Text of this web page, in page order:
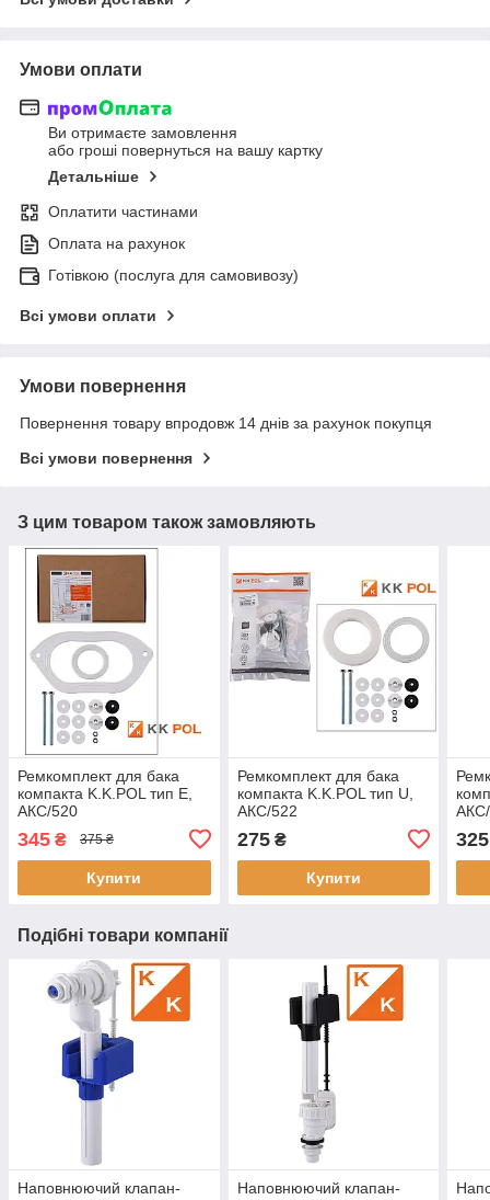
Умови оплати
Ви отримаєте замовлення
або гроші повернуться на вашу картку
Детальніше
Оплатити частинами
Оплата на рахунок
Готівкою (послуга для самовивозу)
Всі умови оплати
Умови повернення
Повернення товару впродовж 14 днів за рахунок покупця
Всі умови повернення
З цим товаром також замовляють
Ремкомплект для бака
компакта K.K.POL тип Е,
АКС/520
345 ₴ 375 ₴
Купити
Ремкомплект для бака
компакта K.K.POL тип U,
АКС/522
275₴
Купити
325
Подібні товари компанії
Наповнюючий клапан-
Наповнюючий клапан-